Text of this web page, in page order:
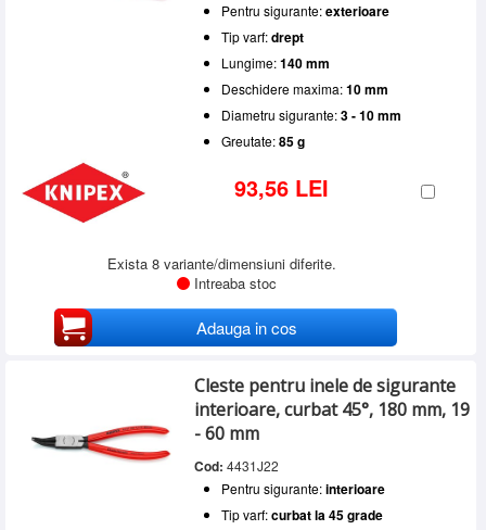
Pentru sigurante:exterioare
Tip varf:drept
Lungime:140 mm
Deschidere maxima:10 mm
Diametru sigurante:3 - 10 mm
Greutate:85 g
93,56 LEI
Exista 8 variante/dimensiuni diferite.
Intreaba stoc
Adauga in cos
Cleste pentru inele de sigurante
interioare, curbat 45°, 180 mm, 19
- 60 mm
Cod: 4431J22
Pentru sigurante:interioare
Tip varf:curbat la 45 grade